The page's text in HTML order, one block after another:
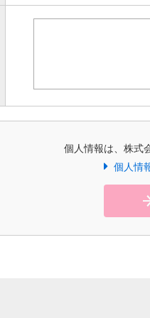
個人情報は、株式
個人情